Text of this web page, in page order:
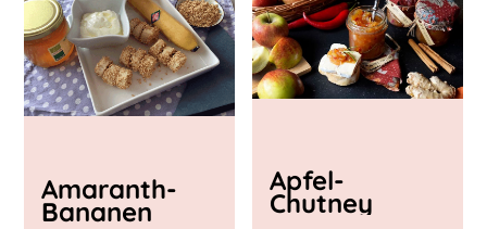
Amaranth-
Bananen
Apfel-
Chutney